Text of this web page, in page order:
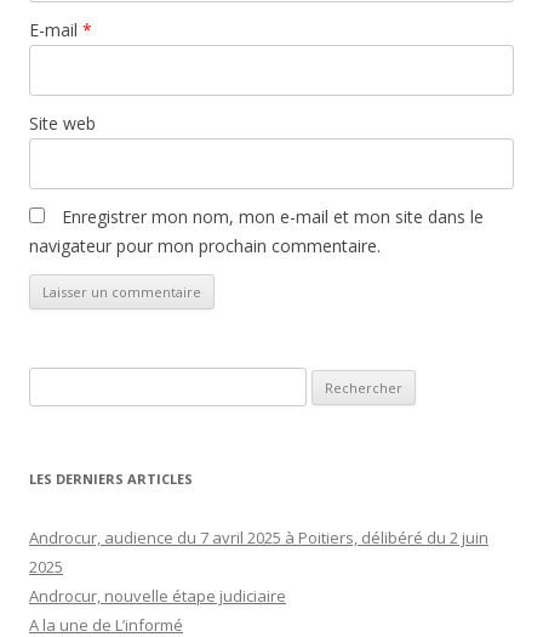
E-mail *
Site web
Enregistrer mon nom, mon e-mail et mon site dans le
navigateur pour mon prochain commentaire.
LES DERNIERS ARTICLES
Androcur, audience du 7 avril 2025 à Poitiers, délibéré du 2 juin
2025
Androcur, nouvelle étape judiciaire
A la une de L’informé